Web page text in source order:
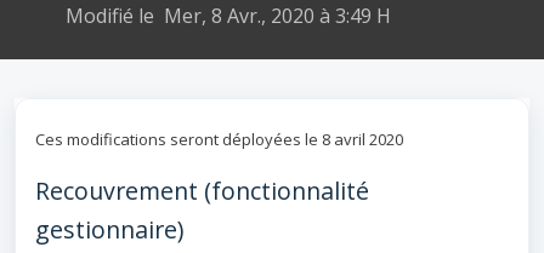
Modifié le Mer, 8 Avr., 2020 à 3:49 H
Ces modifications seront déployées le 8 avril 2020
Recouvrement (fonctionnalité
gestionnaire)